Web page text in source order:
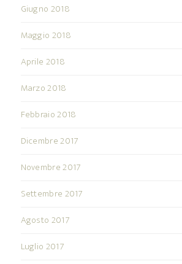
Giugno 2018
Maggio 2018
Aprile 2018
Marzo 2018
Febbraio 2018
Dicembre 2017
Novembre 2017
Settembre 2017
Agosto 2017
Luglio 2017